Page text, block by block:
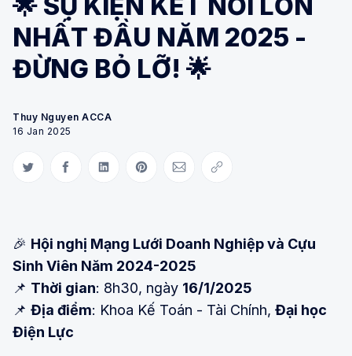
NHẤT ĐẦU NĂM 2025 -
ĐỪNG BỎ LỠ! 🌟
Thuy Nguyen ACCA
16 Jan 2025
Share on Twitter
Share on Facebook
Share on LinkedIn
Share on Pinterest
Share via Email
Copy link
🎉 Hội nghị Mạng Lưới Doanh Nghiệp và Cựu
Sinh Viên Năm 2024-2025
📌 Thời gian: 8h30, ngày 16/1/2025
📌 Địa điểm: Khoa Kế Toán - Tài Chính, Đại học
Điện Lực